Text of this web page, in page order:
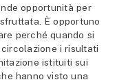
opportunità per
È opportuno
perché quando si
i risultati
istituiti sui
hanno visto una